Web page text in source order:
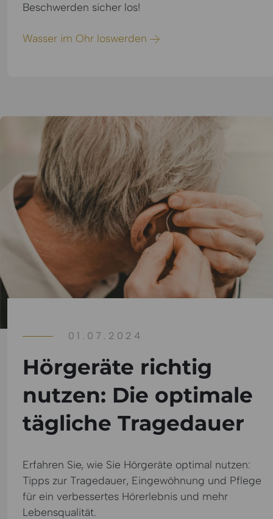
Beschwerden sicher los!
Wasser im Ohr loswerden
01.07.2024
Hörgeräte richtig
nutzen: Die optimale
tägliche Tragedauer
Erfahren Sie, wie Sie Hörgeräte optimal nutzen:
Tipps zur Tragedauer, Eingewöhnung und Pflege
für ein verbessertes Hörerlebnis und mehr
Lebensqualität.